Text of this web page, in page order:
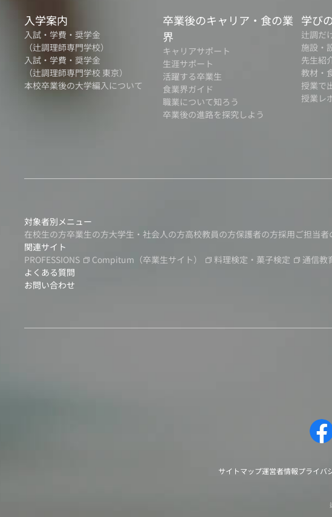
入学案内
入試・学費・奨学金
（辻調理師専門学校）
入試・学費・奨学金
（辻調理師専門学校 東京）
本校卒業後の大学編入について
卒業後のキャリア・食の業
界
キャリアサポート
生涯サポート
活躍する卒業生
食業界ガイド
職業について知ろう
卒業後の進路を探究しよう
学び
辻調だ
施設・
先生紹
教材・
授業で
授業レ
対象者別メニュー
在校生の方卒業生の方大学生・社会人の方高校教員の方保護者の方採用ご担当者
関連サイト
PROFESSIONS
Compitum （卒業生サイト） 料理検定・菓子検定 通信教
よくある質問
お問い合わせ
サイトマップ運営者情報プライバ